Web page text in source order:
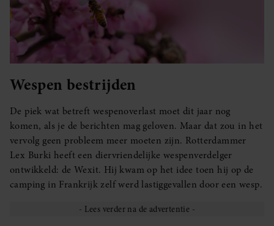
Wespen bestrijden
De piek wat betreft wespenoverlast moet dit jaar nog
komen, als je de berichten mag geloven. Maar dat zou in het
vervolg geen probleem meer moeten zijn. Rotterdammer
Lex Burki heeft een diervriendelijke wespenverdelger
ontwikkeld: de Wexit. Hij kwam op het idee toen hij op de
camping in Frankrijk zelf werd lastiggevallen door een wesp.